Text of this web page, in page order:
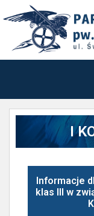
I
Informacje
klas III w